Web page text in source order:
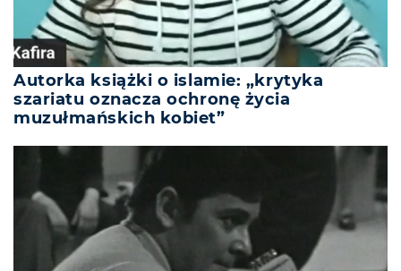
Autorka książki o islamie: „krytyka
szariatu oznacza ochronę życia
muzułmańskich kobiet”